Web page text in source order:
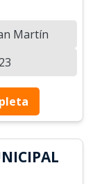
Martín